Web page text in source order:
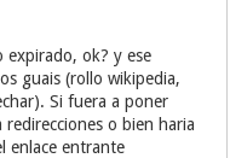
expirado, ok? y ese
guais (rollo wikipedia,
Si fuera a poner
o bien haria
enlace entrante